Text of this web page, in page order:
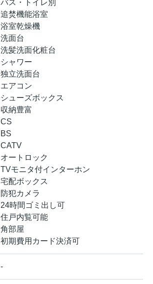
バス・トイレ別
追焚機能浴室
浴室乾燥機
洗面台
洗髪洗面化粧台
シャワー
独立洗面台
エアコン
シューズボックス
収納豊富
CS
BS
CATV
オートロック
TVモニタ付インターホン
宅配ボックス
防犯カメラ
24時間ゴミ出し可
住戸内覧可能
角部屋
初期費用カード決済可
-